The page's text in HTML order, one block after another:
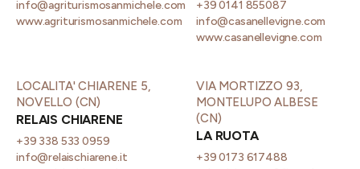
info@agriturismosanmichele.com
www.agriturismosanmichele.com
+39 0141 855087
info@casanellevigne.com
www.casanellevigne.com
LOCALITA' CHIARENE 5,
NOVELLO (CN)
RELAIS CHIARENE
+39 338 533 0959
info@relaischiarene.it
VIA MORTIZZO 93,
MONTELUPO ALBESE
(CN)
LA RUOTA
+39 0173 617488